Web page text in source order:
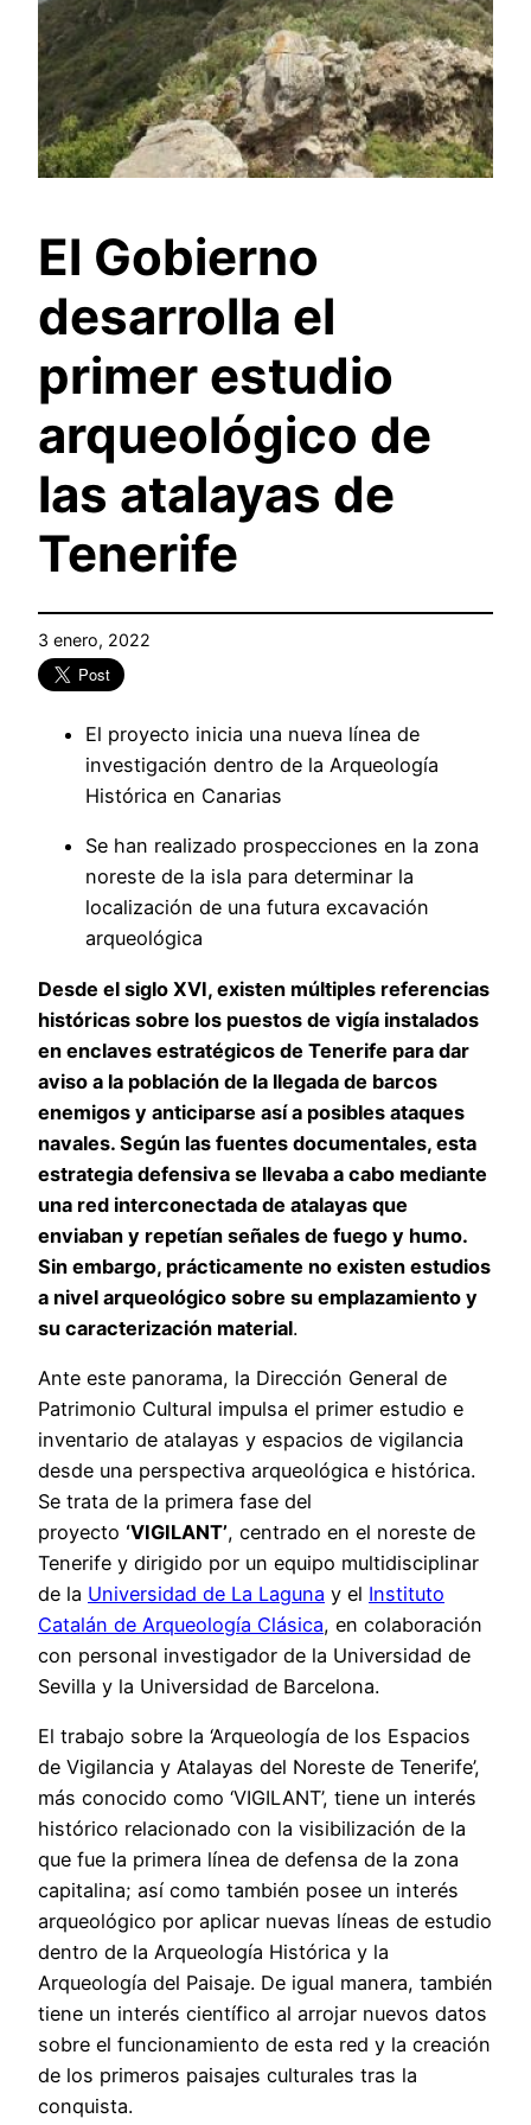
El Gobierno
desarrolla el
primer estudio
arqueológico de
las atalayas de
Tenerife
3 enero, 2022
El proyecto inicia una nueva línea de
investigación dentro de la Arqueología
Histórica en Canarias
Se han realizado prospecciones en la zona
noreste de la isla para determinar la
localización de una futura excavación
arqueológica
Desde el siglo XVI, existen múltiples referencias
históricas sobre los puestos de vigía instalados
en enclaves estratégicos de Tenerife para dar
aviso a la población de la llegada de barcos
enemigos y anticiparse así a posibles ataques
navales. Según las fuentes documentales, esta
estrategia defensiva se llevaba a cabo mediante
una red interconectada de atalayas que
enviaban y repetían señales de fuego y humo.
Sin embargo, prácticamente no existen estudios
a nivel arqueológico sobre su emplazamiento y
su caracterización material.
Ante este panorama, la Dirección General de
Patrimonio Cultural impulsa el primer estudio e
inventario de atalayas y espacios de vigilancia
desde una perspectiva arqueológica e histórica.
Se trata de la primera fase del
proyecto ‘VIGILANT’, centrado en el noreste de
Tenerife y dirigido por un equipo multidisciplinar
de la Universidad de La Laguna y el Instituto
Catalán de Arqueología Clásica, en colaboración
con personal investigador de la Universidad de
Sevilla y la Universidad de Barcelona.
El trabajo sobre la ‘Arqueología de los Espacios
de Vigilancia y Atalayas del Noreste de Tenerife’,
más conocido como ‘VIGILANT’, tiene un interés
histórico relacionado con la visibilización de la
que fue la primera línea de defensa de la zona
capitalina; así como también posee un interés
arqueológico por aplicar nuevas líneas de estudio
dentro de la Arqueología Histórica y la
Arqueología del Paisaje. De igual manera, también
tiene un interés científico al arrojar nuevos datos
sobre el funcionamiento de esta red y la creación
de los primeros paisajes culturales tras la
conquista.